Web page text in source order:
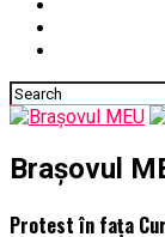
Brașovul
Protest în faţa